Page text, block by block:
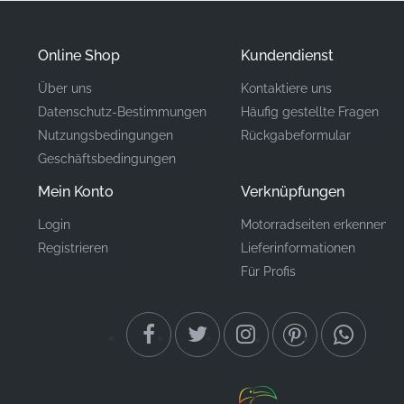
Grafik während des Transports geschützt ist.
Teilenummer
(MPN)
Hersteller
Typ Grafik-Zierstreifen
Vinyl-Aufkleber
Das Anbringen dieses neuen Aufklebers ist ein
lohnendes Wochenendprojekt in der Garage, das
einer sauberen Oberfläche keine Spezialwerkzeuge
Online Shop
Über uns
Datenschutz-Bestimmungen
Nutzungsbedingungen
Geschäftsbedingungen
Mein Konto
Login
Registrieren
Kundendienst
Kontaktiere uns
Häufig gestellte Fragen
Rückgabeformular
Verknüpfungen
Motorradseiten erkennen
Lieferinformationen
Für Profis